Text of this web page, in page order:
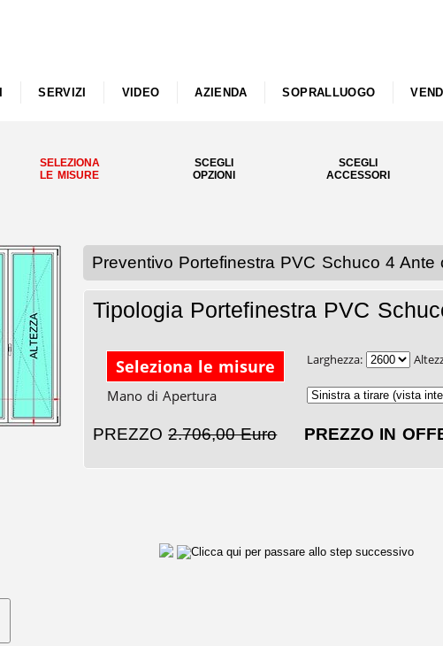
SERVIZI VIDEO AZIENDA SOPRALLUOGO
SELEZIONA
LE MISURE
SCEGLI
OPZIONI
SCEGLI
ACCESSORI
Preventivo Portefinestra PVC Schuco 4 Ante
Tipologia Portefinestra PVC
Seleziona le misure Larghezza:
Mano di Apertura
PREZZO2.706,00 Euro PREZZO IN